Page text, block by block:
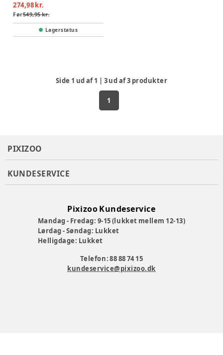
274,98 kr.
Før549,95 kr.
Lagerstatus
Side 1 ud af1 | 3ud af3 produkter
1
PIXIZOO
KUNDESERVICE
Pixizoo Kundeservice
Mandag - Fredag: 9-15 (lukket mellem 12-13)
Lørdag - Søndag: Lukket
Helligdage: Lukket
Telefon: 88 88 74 15
kundeservice@pixizoo.dk